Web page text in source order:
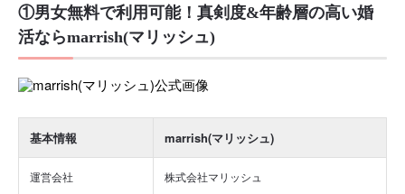
①男女無料で利用可能！真剣度&年齢層の高い婚
活ならmarrish(マリッシュ)
基本情報 marrish(マリッシュ)
運営会社 株式会社マリッシュ